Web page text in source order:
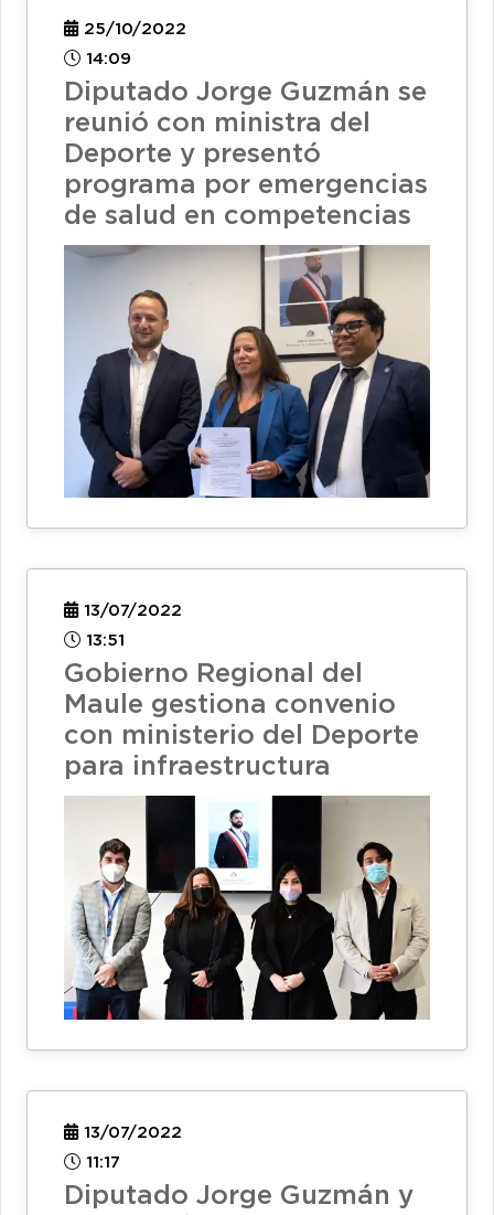
25/10/2022
14:09
Diputado Jorge Guzmán se
reunió con ministra del
Deporte y presentó
programa por emergencias
de salud en competencias
13/07/2022
13:51
Gobierno Regional del
Maule gestiona convenio
con ministerio del Deporte
para infraestructura
13/07/2022
11:17
Diputado Jorge Guzmán y